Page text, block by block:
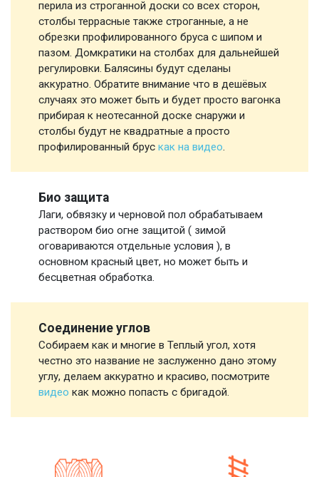
перила из строганной доски со всех сторон,
столбы террасные также строганные, а не
обрезки профилированного бруса с шипом и
пазом. Домкратики на столбах для дальнейшей
регулировки. Балясины будут сделаны
аккуратно. Обратите внимание что в дешёвых
случаях это может быть и будет просто вагонка
прибирая к неотесанной доске снаружи и
столбы будут не квадратные а просто
профилированный брус как на видео.
Био защита
Лаги, обвязку и черновой пол обрабатываем
раствором био огне защитой ( зимой
оговариваются отдельные условия ), в
основном красный цвет, но может быть и
бесцветная обработка.
Соединение углов
Собираем как и многие в Теплый угол, хотя
честно это название не заслуженно дано этому
углу, делаем аккуратно и красиво, посмотрите
видео как можно попасть с бригадой.